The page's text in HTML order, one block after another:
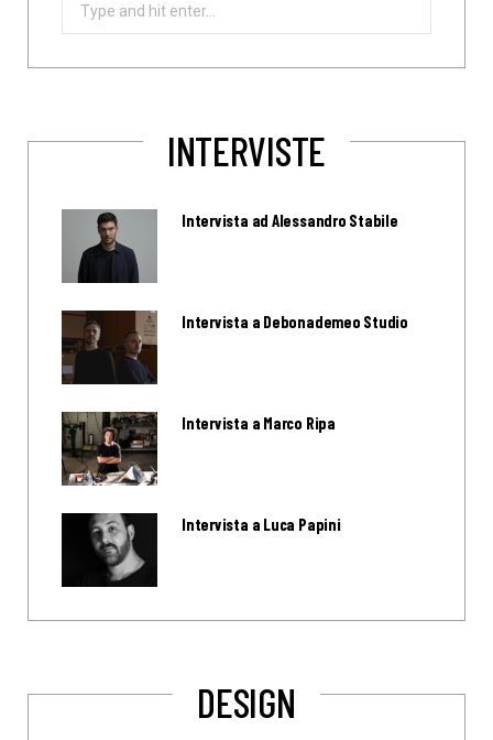
INTERVISTE
Intervista ad Alessandro Stabile
Intervista a Debonademeo Studio
Intervista a Marco Ripa
Intervista a Luca Papini
DESIGN